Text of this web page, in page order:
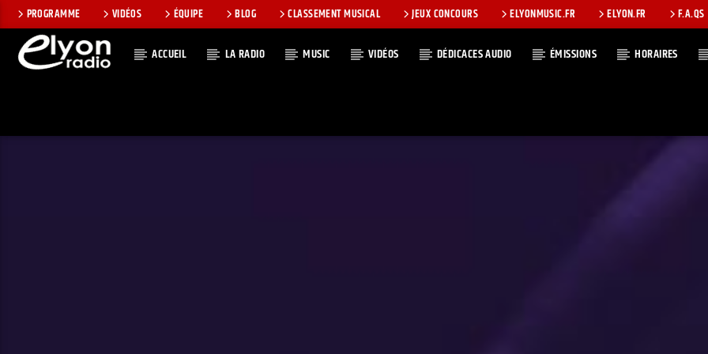
PROGRAMME VIDÉOS ÉQUIPE BLOG CLASSEMENT MUSICAL JEUX CONCOURS ELYONMUSIC.FR ELYON.FR F.A.QS
ACCUEIL LA RADIO MUSIC VIDÉOS DÉDICACES AUDIO ÉMISSIONS HORAIRES